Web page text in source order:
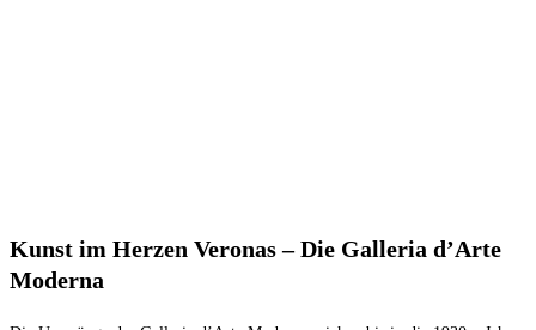
Kunst im Herzen Veronas – Die Galleria d’Arte
Moderna